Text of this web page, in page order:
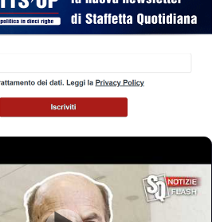
e sviluppo regionale 2021-2027'